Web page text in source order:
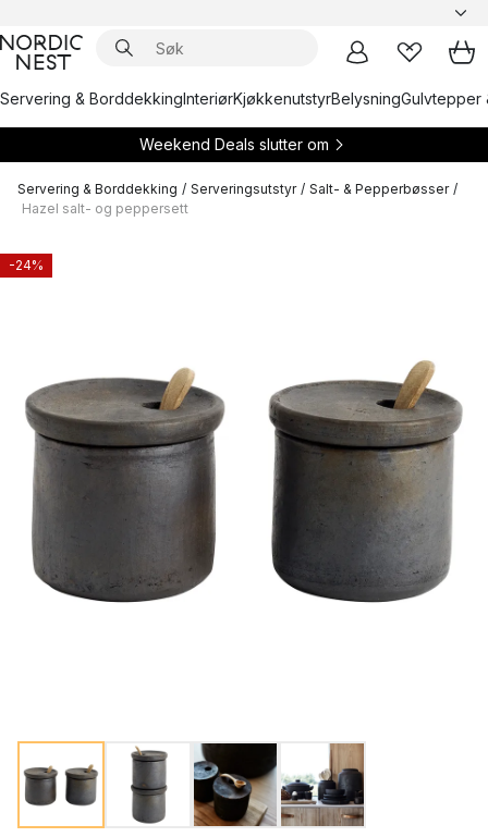
Servering & BorddekkingInteriørKjøkkenutstyrBelysningGulvtepper
Weekend Deals slutter om
Servering & Borddekking / Serveringsutstyr / Salt- & Pepperbøsser /
Hazel salt- og peppersett
-24%